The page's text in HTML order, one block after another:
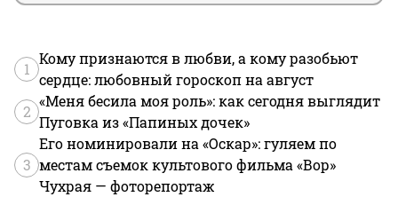
1
Кому признаются в любви, а кому разобьют
сердце: любовный гороскоп на август
2
«Меня бесила моя роль»: как сегодня выглядит
Пуговка из «Папиных дочек»
3
Его номинировали на «Оскар»: гуляем по
местам съемок культового фильма «Вор»
Чухрая — фоторепортаж